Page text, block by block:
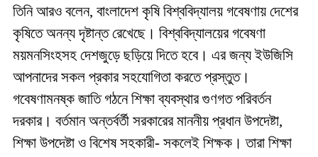
তিনি আরও বলেন, বাংলাদেশ কৃষি বিশ্ববিদ্যালয় গবেষণায় দেশের
কৃষিতে অনন্য দৃষ্টান্ত রেখেছে। বিশ্ববিদ্যালয়ের গবেষণা
ময়মনসিংহসহ দেশজুড়ে ছড়িয়ে দিতে হবে। এর জন্য ইউজিসি
আপনাদের সকল প্রকার সহযোগিতা করতে প্রস্তুত।
গবেষণামনষ্ক জাতি গঠনে শিক্ষা ব্যবস্থার গুণগত পরিবর্তন
দরকার। বর্তমান অন্তর্বর্তী সরকারের মাননীয় প্রধান উপদেষ্টা,
শিক্ষা উপদেষ্টা ও বিশেষ সহকারী- সকলেই শিক্ষক। তারা শিক্ষা